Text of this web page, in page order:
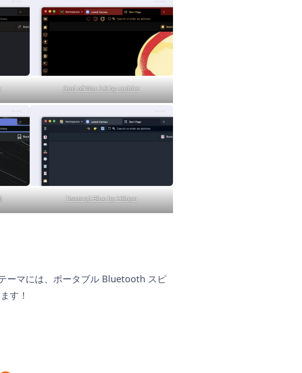
God of War 2.0 by codder
Twemoji Blue by HKayn
ーマには、ポータブル Bluetooth スピ
す！